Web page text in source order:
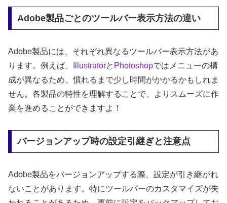
Adobe製品ごとのツールバー表示方法の違い
Adobe製品には、それぞれ異なるツールバー表示方法があ
ります。例えば、
Illustratorと Photoshopではメニューの構
成が異なるため、慣れるまで少し時間がかかるかもしれま
せん。各製品の特性を理解することで、よりスムーズに作
業を進めることができますよ！
バージョンアップ時の設定引継ぎと注意点
Adobe製品をバージョンアップする際、設定が引き継がれ
ないことがあります。特にツールバーのカスタマイズが失